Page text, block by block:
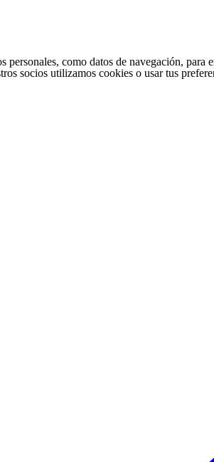
personales, como datos de navegación,
socios utilizamos cookies o usar tus